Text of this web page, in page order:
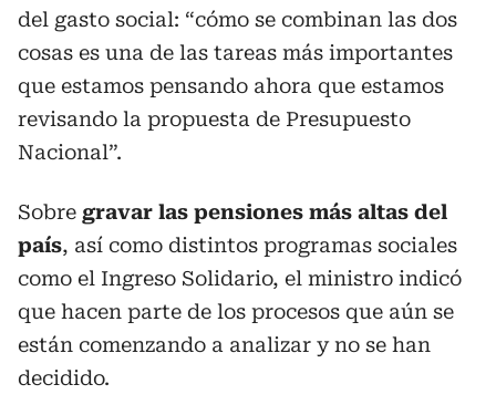
del gasto social: “cómo se combinan las dos
cosas es una de las tareas más importantes
que estamos pensando ahora que estamos
revisando la propuesta de Presupuesto
Nacional”.
Sobre gravar las pensiones más altas del
país, así como distintos programas sociales
como el Ingreso Solidario, el ministro indicó
que hacen parte de los procesos que aún se
están comenzando a analizar y no se han
decidido.